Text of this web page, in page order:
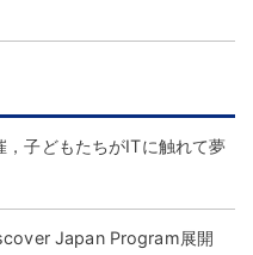
，子どもたちがITに触れて夢
Japan Program展開